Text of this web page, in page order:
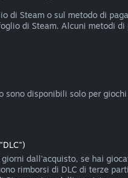
di Steam o sul metodo di
di Steam. Alcuni metodi
disponibili solo per
dall'acquisto, se hai
rimborsi di DLC di terze